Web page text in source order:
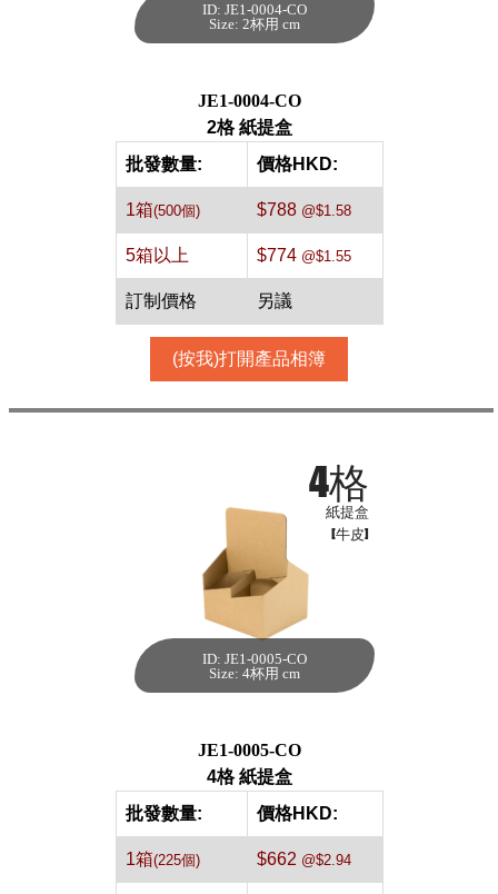
ID: JE1-0004-CO
Size: 2杯用 cm
2格 紙提盒[牛
皮,500件]
JE1-0004-CO
2格 紙提盒
批發數量:
價格HKD:
1箱(500個) $788@$1.58
5箱以上 $774@$1.55
訂制價格 另議
(按我)打開產品相簿
4格
紙提盒
[牛皮]
ID: JE1-0005-CO
Size: 4杯用 cm
4格 紙提盒[牛
皮,225件]
JE1-0005-CO
4格 紙提盒
批發數量:
價格HKD:
1箱(225個) $662 @$2.94